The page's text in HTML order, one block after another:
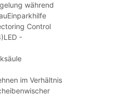
während
Control
-
im Verhältnis